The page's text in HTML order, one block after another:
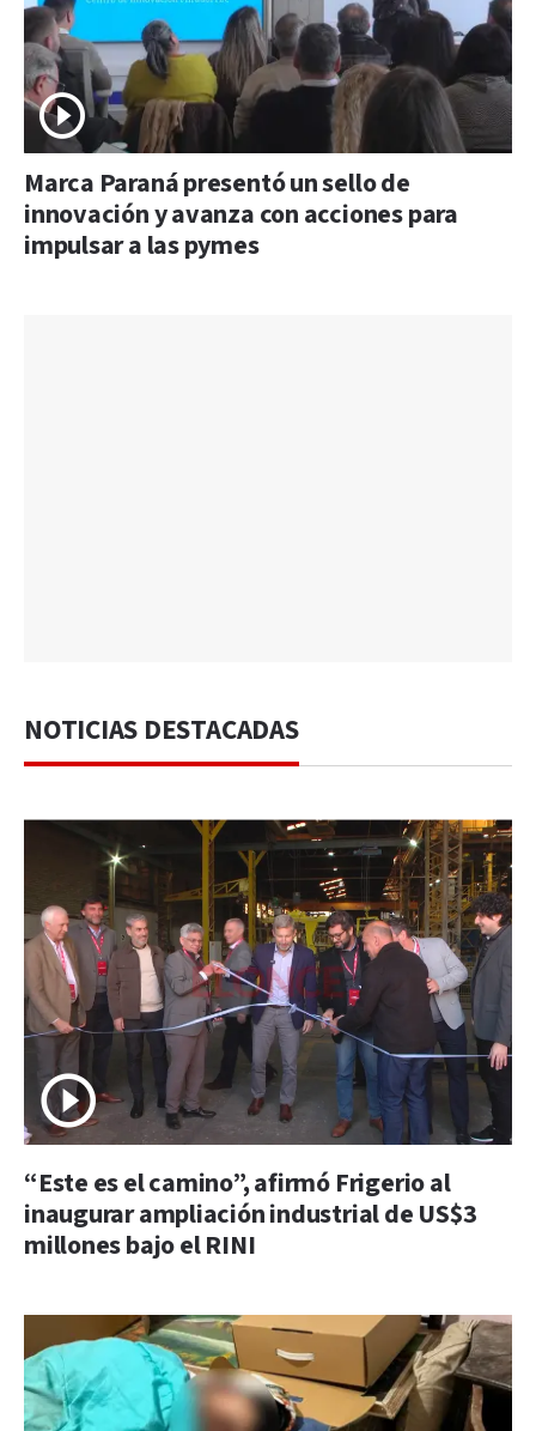
Marca Paraná presentó un sello de
innovación y avanza con acciones para
impulsar a las pymes
NOTICIAS DESTACADAS
“Este es el camino”, afirmó Frigerio al
inaugurar ampliación industrial de US$3
millones bajo el RINI